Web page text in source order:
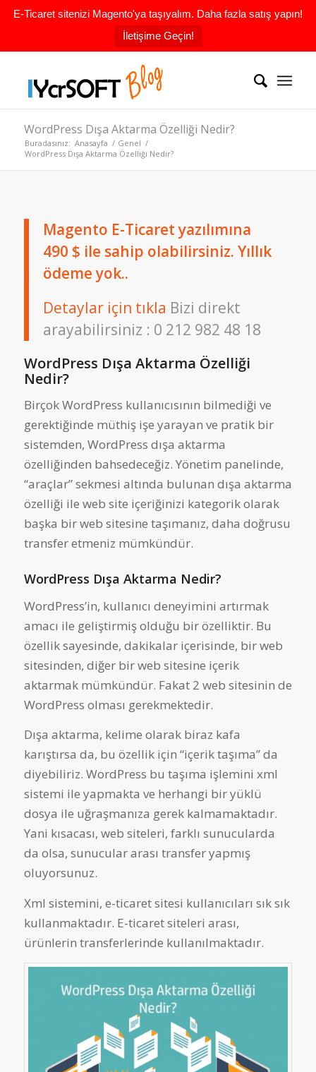
E-Ticaret sitenizi Magento'ya taşıyalım. Daha fazla satış yapın!
İletişime Geçin!
WordPress Dışa Aktarma Özelliği Nedir?
Buradasınız: Anasayfa / Genel /
WordPress Dışa Aktarma Özelliği Nedir?
Magento E-Ticaret yazılımına
490 $ ile sahip olabilirsiniz. Yıllık
ödeme yok..
Detaylar için tıkla Bizi direkt
arayabilirsiniz : 0 212 982 48 18
WordPress Dışa Aktarma Özelliği
Nedir?
Birçok WordPress kullanıcısının bilmediği ve
gerektiğinde müthiş işe yarayan ve pratik bir
sistemden, WordPress dışa aktarma
özelliğinden bahsedeceğiz. Yönetim panelinde,
“araçlar” sekmesi altında bulunan dışa aktarma
özelliği ile web site içeriğinizi kategorik olarak
başka bir web sitesine taşımanız, daha doğrusu
transfer etmeniz mümkündür.
WordPress Dışa Aktarma Nedir?
WordPress’in, kullanıcı deneyimini artırmak
amacı ile geliştirmiş olduğu bir özelliktir. Bu
özellik sayesinde, dakikalar içerisinde, bir web
sitesinden, diğer bir web sitesine içerik
aktarmak mümkündür. Fakat 2 web sitesinin de
WordPress olması gerekmektedir.
Dışa aktarma, kelime olarak biraz kafa
karıştırsa da, bu özellik için “içerik taşıma” da
diyebiliriz. WordPress bu taşıma işlemini xml
sistemi ile yapmakta ve herhangi bir yüklü
dosya ile uğraşmanıza gerek kalmamaktadır.
Yani kısacası, web siteleri, farklı sunucularda
da olsa, sunucular arası transfer yapmış
oluyorsunuz.
Xml sistemini, e-ticaret sitesi kullanıcıları sık sık
kullanmaktadır. E-ticaret siteleri arası,
ürünlerin transferlerinde kullanılmaktadır.